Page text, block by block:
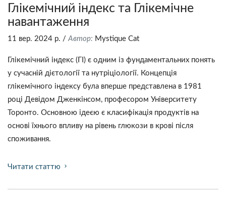
Глікемічний індекс та Глікемічне
навантаження
11 вер. 2024 р. / Автор: Mystique Сat
Глікемічний індекс (ГІ) є одним із фундаментальних понять
у сучасній дієтології та нутріціології. Концепція
глікемічного індексу була вперше представлена в 1981
році Девідом Дженкінсом, професором Університету
Торонто. Основною ідеєю є класифікація продуктів на
основі їхнього впливу на рівень глюкози в крові після
споживання.
Читати статтю chevron_right